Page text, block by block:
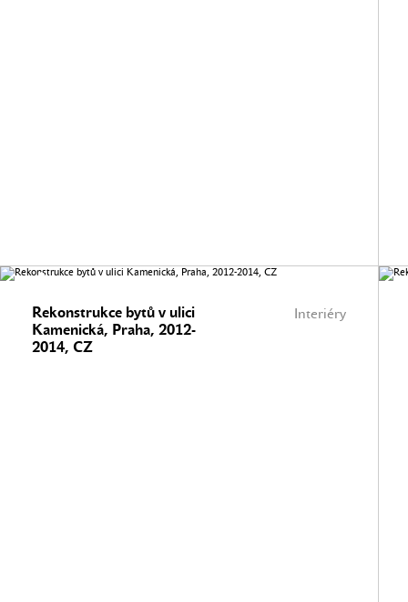
Interiéry
Rekonstrukce bytů v ulici
Kamenická, Praha, 2012-
2014, CZ